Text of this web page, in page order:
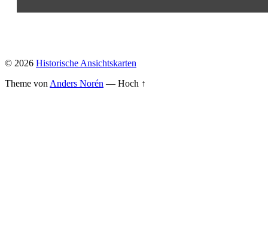
© 2026 Historische Ansichtskarten
Theme von Anders Norén — Hoch ↑